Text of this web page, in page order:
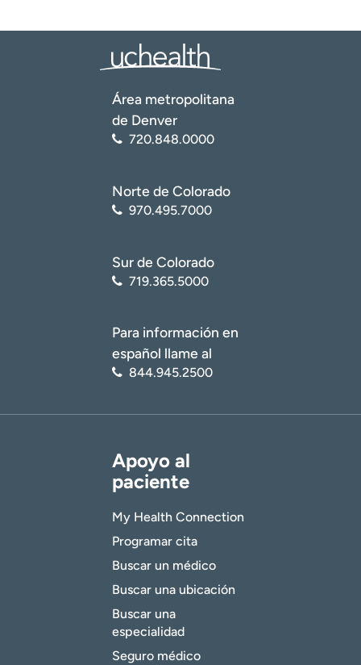
Área metropolitana
de Denver
720.848.0000
Norte de Colorado
970.495.7000
Sur de Colorado
719.365.5000
Para información en
español llame al
844.945.2500
Apoyo al
paciente
My Health Connection
Programar cita
Buscar un médico
Buscar una ubicación
Buscar una
especialidad
Seguro médico